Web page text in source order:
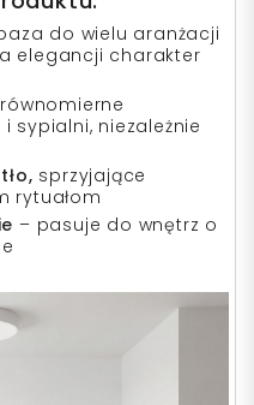
do wielu aranżacji
elegancji charakter
sypialni, niezależnie
sprzyjające
rytuałom
– pasuje do wnętrz o